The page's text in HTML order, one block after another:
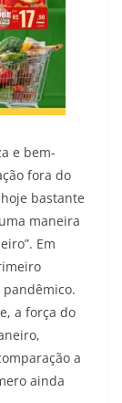
e bem-
fora do
bastante
maneira
Em
a força do
a
ainda